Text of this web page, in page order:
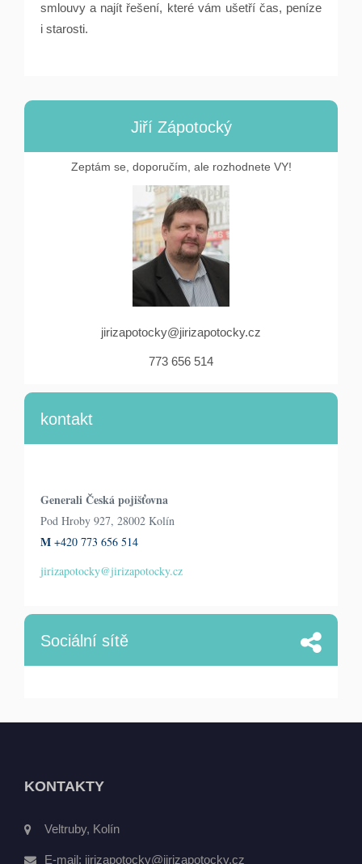
smlouvy a najít řešení, které vám ušetří čas, peníze
i starosti.
Jiří Zápotocký
Zeptám se, doporučím, ale rozhodnete VY!
jirizapotocky@jirizapotocky.cz
773 656 514
kontakt
Generali Česká pojišťovna
Pod Hroby 927, 28002 Kolín
M +420 773 656 514
jirizapotocky@jirizapotocky.cz
Sociální sítě
KONTAKTY
Veltruby, Kolín
E-mail: jirizapotocky@jirizapotocky.cz